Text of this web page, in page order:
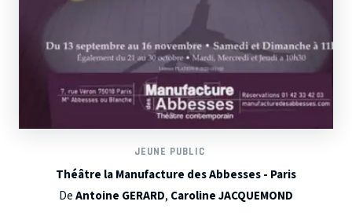
JEUNE PUBLIC
Théâtre la Manufacture des Abbesses - Paris
DeAntoine GERARD, Caroline JACQUEMOND